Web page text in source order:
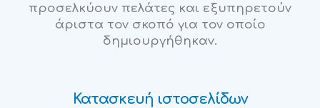
προσελκύουν πελάτες και εξυπηρετούν
άριστα τον σκοπό για τον οποίο
δημιουργήθηκαν.
Κατασκευή ιστοσελίδων